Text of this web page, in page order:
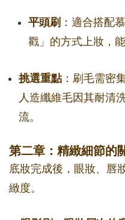
平頭刷 ：適合搭配
戳」的方式上妝，
挑選重點：刷毛需密
人造纖維毛因其耐清
流。
第二章：精緻細節
底妝完成後，眼妝、唇
緻度。